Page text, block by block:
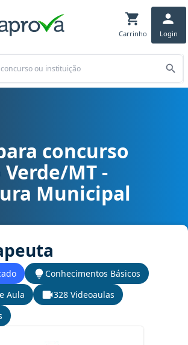
Carrinho Login
Campo Verde/MT - Prefeitura Municipal
concurso
Verde/MT -
Municipal
Conhecimentos Básicos
Aula
328 Videoaulas